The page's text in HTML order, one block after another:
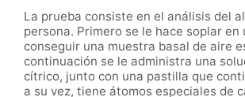
La prueba consiste en el análisis del
persona. Primero se le hace soplar en
conseguir una muestra basal de aire
continuación se le administra una
cítrico, junto con una pastilla que
a su vez, tiene átomos especiales de